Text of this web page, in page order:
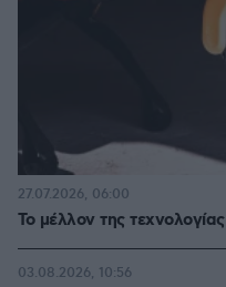
Το μέλλον της τεχνολογίας
27.07.2026, 06:00
03.08.2026, 10:56